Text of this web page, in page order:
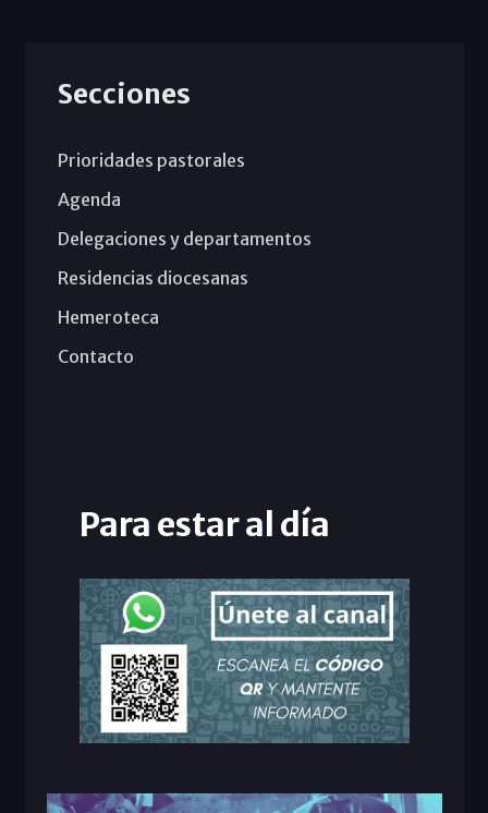
Secciones
Prioridades pastorales
Agenda
Delegaciones y departamentos
Residencias diocesanas
Hemeroteca
Contacto
Para estar al día